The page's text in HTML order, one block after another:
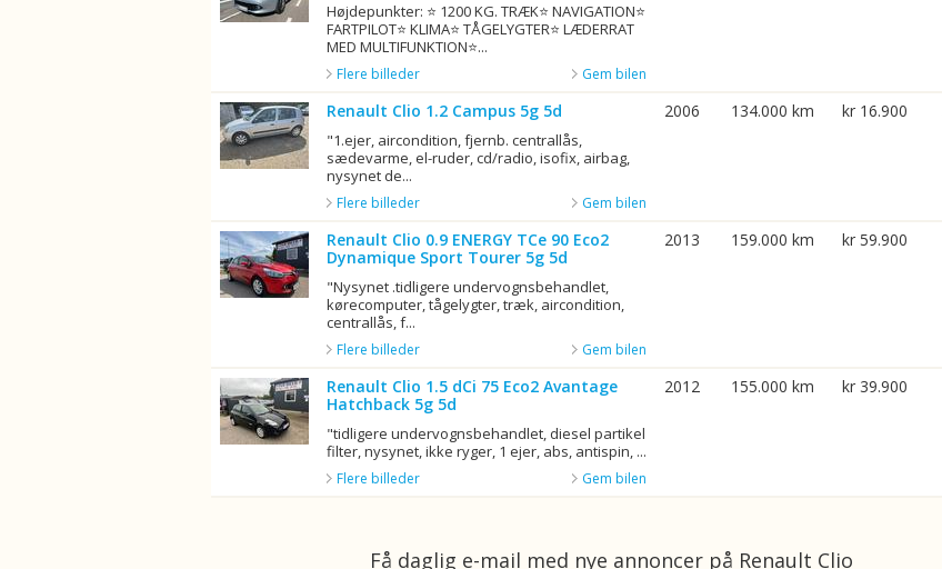
Højdepunkter: ⭐ 1200 KG. TRÆK⭐ NAVIGATION⭐
FARTPILOT⭐ KLIMA⭐ TÅGELYGTER⭐ LÆDERRAT
MED MULTIFUNKTION⭐...
Gem bilen
Flere billeder
Renault Clio 1.2 Campus 5g 5d
"1.ejer, aircondition, fjernb. centrallås,
sædevarme, el-ruder, cd/radio, isofix, airbag,
nysynet de...
Gem bilen
Flere billeder
2006 134.000 km kr 16.900
Renault Clio 0.9 ENERGY TCe 90 Eco2
Dynamique Sport Tourer 5g 5d
"Nysynet .tidligere undervognsbehandlet,
kørecomputer, tågelygter, træk, aircondition,
centrallås, f...
Gem bilen
Flere billeder
2013 159.000 km kr 59.900
Renault Clio 1.5 dCi 75 Eco2 Avantage
Hatchback 5g 5d
"tidligere undervognsbehandlet, diesel partikel
filter, nysynet, ikke ryger, 1 ejer, abs, antispin, ...
Gem bilen
Flere billeder
2012 155.000 km kr 39.900
Få daglig e-mail med nye annoncer på Renault Clio